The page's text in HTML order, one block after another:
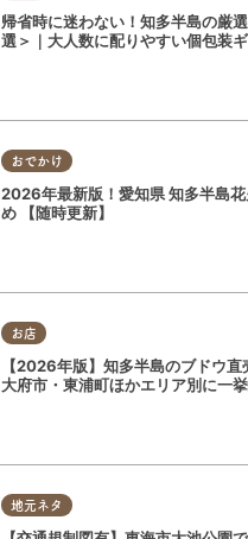
帰省時に迷わない！知多半島の厳
選＞｜大人数に配りやすい個包装
おでかけ
2026年最新版！愛知県 知多半島花
め 【随時更新】
お店
【2026年版】知多半島のブドウ直
大府市・東浦町ほかエリア別に一
地元ネタ